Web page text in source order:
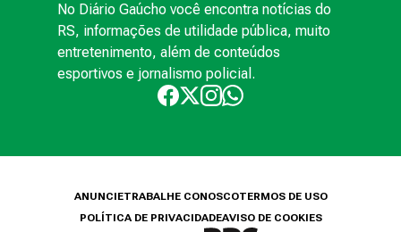
No Diário Gaúcho você encontra notícias do
RS, informações de utilidade pública, muito
entretenimento, além de conteúdos
esportivos e jornalismo policial.
ANUNCIETRABALHE CONOSCOTERMOS DE USO
POLÍTICA DE PRIVACIDADEAVISO DE COOKIES